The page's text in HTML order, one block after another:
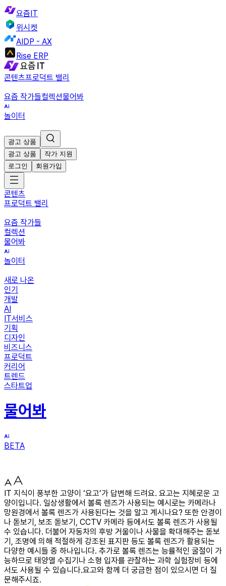
요즘IT
위시켓
AIDP - AX
Rise ERP
콘텐츠프로덕트 밸리
요즘 작가들컬렉션물어봐
놀이터
광고 상품
광고 상품
작가 지원
로그인
회원가입
콘텐츠
프로덕트 밸리
요즘 작가들
컬렉션
물어봐
놀이터
새로 나온
인기
개발
AI
IT서비스
기획
디자인
비즈니스
프로덕트
커리어
트렌드
스타트업
물어봐
BETA
IT 지식이 풍부한 고양이 ‘요고’가 답변해 드려요. 요고는 지혜로운 고
양이입니다. 일상생활에서 볼록 렌즈가 사용되는 예시로는 카메라나
망원경에서 볼록 렌즈가 사용된다는 것을 알고 계시나요? 또한 안경이
나 돋보기, 보조 돋보기, CCTV 카메라 등에서도 볼록 렌즈가 사용될
수 있습니다. 더불어 자동차의 후방 거울이나 사물을 확대해주는 돋보
기, 조명에 의해 적절하게 강조된 표지판 등도 볼록 렌즈가 활용되는
다양한 예시들 중 하나입니다. 추가로 볼록 렌즈는 능률적인 굴절이 가
능하므로 태양열 수집기나 소형 입자를 관찰하는 과학 실험장비 등에
서도 사용될 수 있습니다.요고와 함께 더 궁금한 점이 있으시면 더 질
문해주시죠.